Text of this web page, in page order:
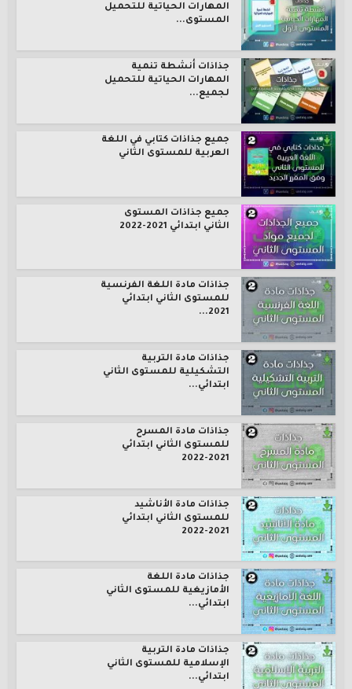
المهارات الحياتية للتحميل
المستوى...
جذاذات أنشطة تنمية
المهارات الحياتية للتحميل
لجميع...
جميع جذاذات كتابي في اللغة
العربية للمستوى الثاني
جميع جذاذات المستوى
الثاني ابتدائي 2021-2022
جذاذات مادة اللغة الفرنسية
للمستوى الثاني ابتدائي
2021...
جذاذات مادة التربية
التشكيلية للمستوى الثاني
ابتدائي...
جذاذات مادة المسرح
للمستوى الثاني ابتدائي
2021-2022
جذاذات مادة الأناشيد
للمستوى الثاني ابتدائي
2021-2022
جذاذات مادة اللغة
الأمازيغية للمستوى الثاني
ابتدائي...
جذاذات مادة التربية
الإسلامية للمستوى الثاني
ابتدائي...